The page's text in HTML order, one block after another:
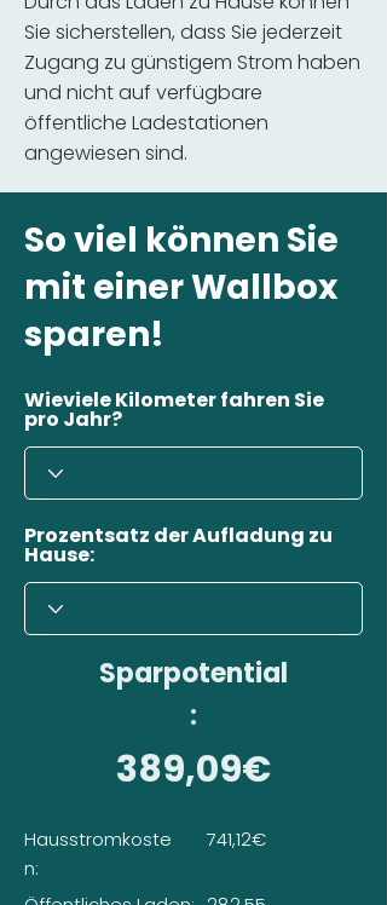
Sie sicherstellen, dass Sie jederzeit
Zugang zu günstigem Strom haben
und nicht auf verfügbare
öffentliche Ladestationen
angewiesen sind.
So viel können Sie
mit einer Wallbox
sparen!
Wieviele Kilometer fahren Sie
pro Jahr?
Prozentsatz der Aufladung zu
Hause:
Sparpotential
:
389,09€
Hausstromkoste
n:
741,12€